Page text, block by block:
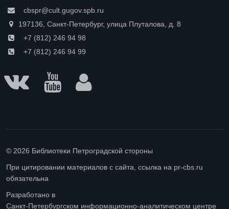
cbspr@cult.gugov.spb.ru
197136, Санкт-Петербург, улица Плуталова, д. 8
+7 (812) 246 94 98
+7 (812) 246 94 99
© 2026 Библиотеки Петроградской стороны
При цитировании материалов с сайта, ссылка на pr-cbs.ru
обязательна
Разработано в
Санкт-Петербургском информационно-аналитическом центре